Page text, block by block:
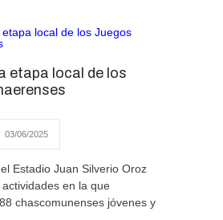
etapa local de los
03/06/2025
Estadio Juan Silverio Oroz
en la que
chascomunenses jóvenes y